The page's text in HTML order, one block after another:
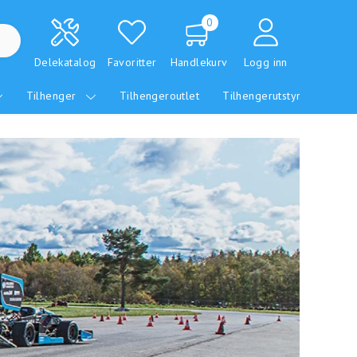
Delekatalog Favoritter
0
Handlekurv Logg inn
Tilhenger Tilhengeroutlet Tilhengerutstyr